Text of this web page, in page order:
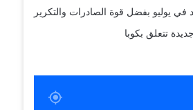
في يوليو بفضل قوة الصادرات والتكرير
تتعلق بكوبا